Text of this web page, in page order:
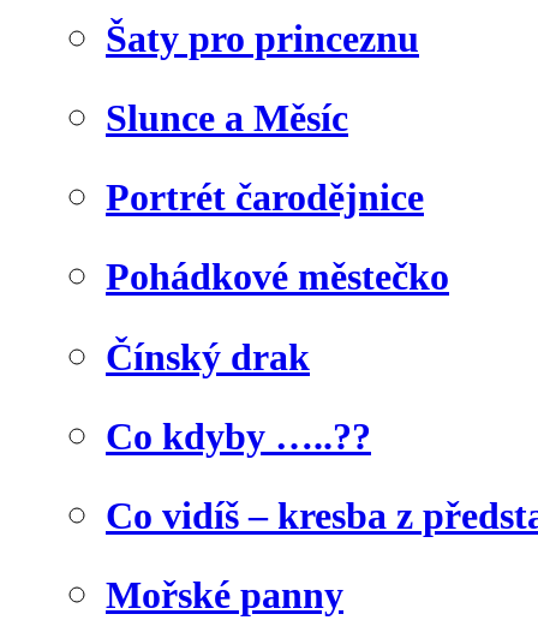
Šaty pro princeznu
Slunce a Měsíc
Portrét čarodějnice
Pohádkové městečko
Čínský drak
Co kdyby …..??
Co vidíš – kresba z
Mořské panny